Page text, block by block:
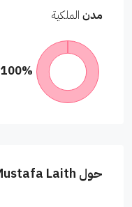
مدن الملكية
100%
حول Mustafa Laith